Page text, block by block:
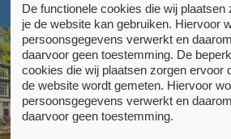
De functionele cookies die wij plaatsen
je de website kan gebruiken. Hiervoor
persoonsgegevens verwerkt en
daarvoor geen toestemming. De
cookies die wij plaatsen zorgen ervoor
de website wordt gemeten. Hiervoor
persoonsgegevens verwerkt en
daarvoor geen toestemming.